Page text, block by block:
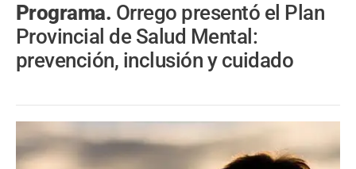
Programa. Orrego presentó el Plan
Provincial de Salud Mental:
prevención, inclusión y cuidado